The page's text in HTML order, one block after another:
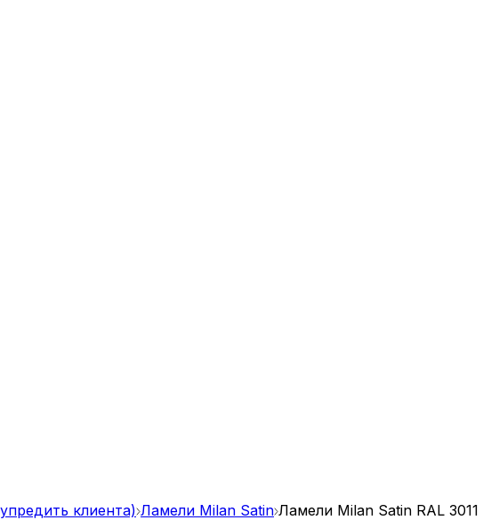
клиента) Ламели Milan Satin Ламели Milan Satin RAL 3011